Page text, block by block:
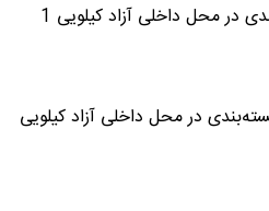
نیم شقه ران گوسفندی بسته‌بندی در محل داخلی آزاد کیلویی 1
در محل داخلی آزاد کیلویی